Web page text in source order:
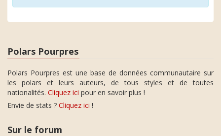
Polars Pourpres
Polars Pourpres est une base de données communautaire sur
les polars et leurs auteurs, de tous styles et de toutes
nationalités. Cliquez ici pour en savoir plus !
Envie de stats ? Cliquez ici !
Sur le forum